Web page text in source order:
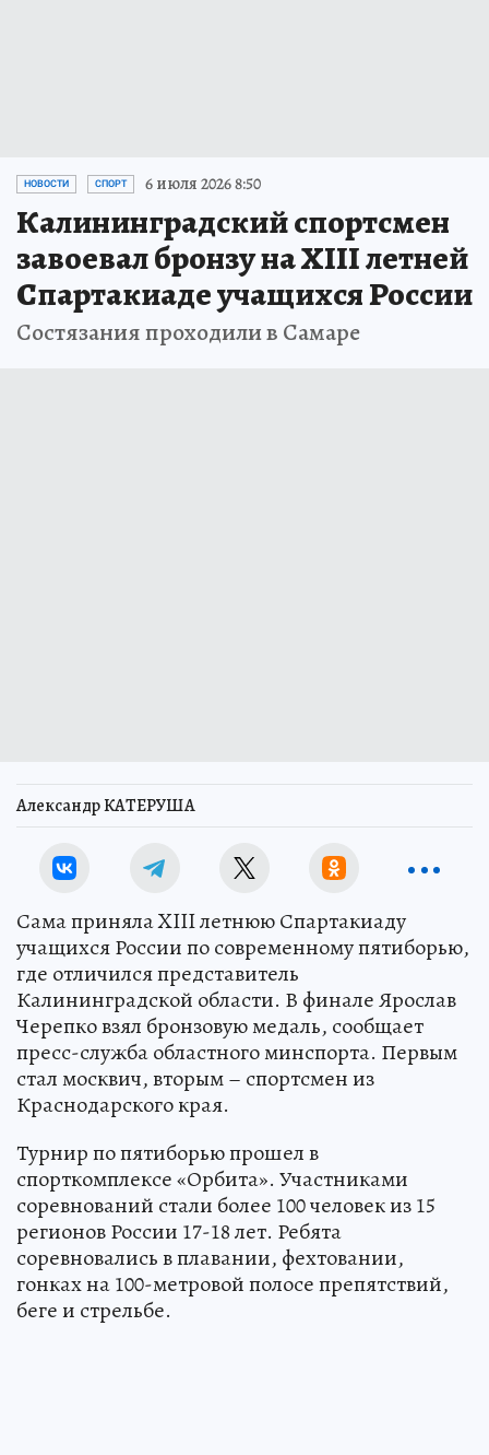
НОВОСТИ СПОРТ 6 июля 2026 8:50
Калининградский спортсмен
завоевал бронзу на XIII летней
Спартакиаде учащихся России
Состязания проходили в Самаре
Александр КАТЕРУША
Сама приняла XIII летнюю Спартакиаду
учащихся России по современному пятиборью,
где отличился представитель
Калининградской области. В финале Ярослав
Черепко взял бронзовую медаль, сообщает
пресс-служба областного минспорта. Первым
стал москвич, вторым – спортсмен из
Краснодарского края.
Турнир по пятиборью прошел в
спорткомплексе «Орбита». Участниками
соревнований стали более 100 человек из 15
регионов России 17-18 лет. Ребята
соревновались в плавании, фехтовании,
гонках на 100-метровой полосе препятствий,
беге и стрельбе.